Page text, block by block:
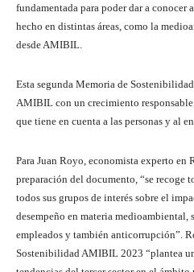
fundamentada para poder dar a conocer
hecho en distintas áreas, como la
desde AMIBIL.
Esta segunda Memoria de
AMIBIL con un crecimiento
que tiene en cuenta a las personas y al
Para Juan Royo, economista experto en
preparación del documento, “se recoge
todos sus grupos de interés sobre el
desempeño en materia medioambiental,
empleados y también anticorrupción”.
Sostenibilidad AMIBIL 2023 “plantea